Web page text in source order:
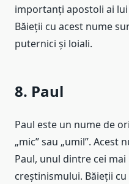
importanți apostoli ai
Băieții cu acest nume
puternici și loiali.
8. Paul
Paul este un nume de
„mic” sau „umil”.
Paul, unul dintre cei
creștinismului. Băieții